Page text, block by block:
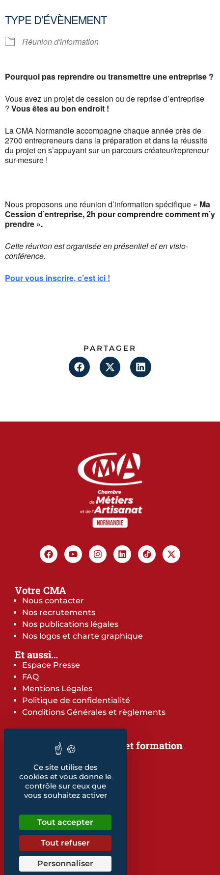
TYPE D’ÉVÈNEMENT
Réunion d'information
Pourquoi pas reprendre ou transmettre une entreprise ?
Vous avez un projet de cession ou de reprise d’entreprise
? Vous êtes au bon endroit !
La CMA Normandie accompagne chaque année près de
2700 entrepreneurs dans la préparation et dans la réussite
du projet en s’appuyant sur un parcours créateur/repreneur
sur-mesure !
Nous proposons une réunion d’information spécifique « Ma
Cession d’entreprise, 2h pour comprendre comment m’y
prendre ».
Cette réunion est organisée en présentiel et en visio-
conférence.
Pour vous inscrire, c’est ici !
PARTAGER
Votre CMA
Nous contacter
Nos recrutements
Nos publications légales
Nos logos et charte graphique
Et aussi…
Espace Presse
FAQ
Mentions Légales
Politique de confidentialité
Conditions Générales et règlements
Notre offre de services et formation
Notre offre de services
Notre offre de formation
Notre dépliant formation
Les indicateurs
Retrouvez également...
Notre glossaire
Ce site utilise des
cookies et vous donne le
contrôle sur ceux que
vous souhaitez activer
Tout accepter
Tout refuser
Personnaliser